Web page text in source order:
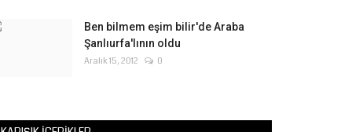
Ben bilmem eşim bilir'de Araba
Şanlıurfa'lının oldu
Aralık 15, 2012 0